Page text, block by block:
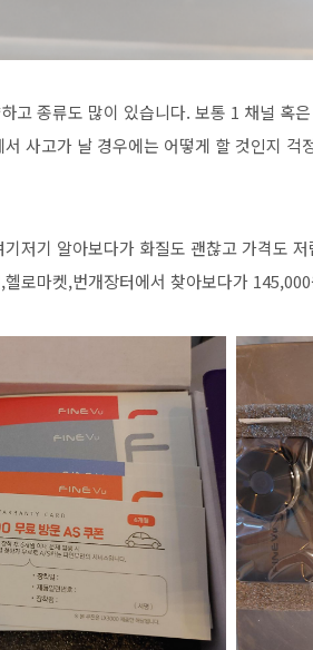
고 종류도 많이 있습니다. 보통 1 채널 혹
사고가 날 경우에는 어떻게 할 것인지
저기 알아보다가 화질도 괜찮고 가격도
로마켓,번개장터에서 찾아보다가